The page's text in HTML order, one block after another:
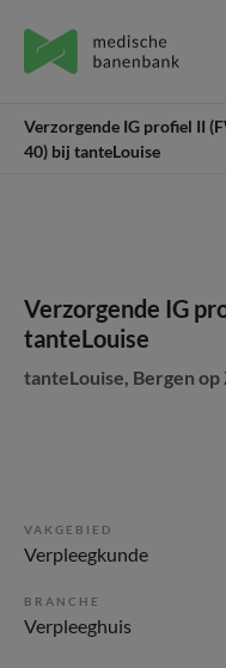
Verzorgende IG profiel II
40) bij tanteLouise
Verzorgende IG
tanteLouise
tanteLouise, Bergen op
VAKGEBIED
Verpleegkunde
BRANCHE
Verpleeghuis